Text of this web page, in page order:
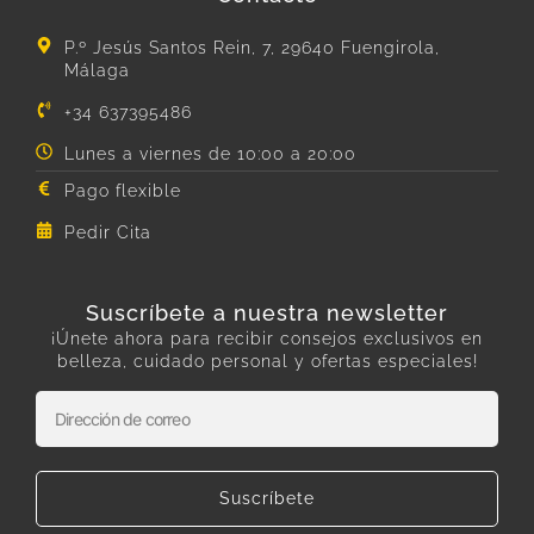
P.º Jesús Santos Rein, 7, 29640 Fuengirola,
Málaga
+34 637395486
Lunes a viernes de 10:00 a 20:00
Pago flexible
Pedir Cita
Suscríbete a nuestra newsletter
¡Únete ahora para recibir consejos exclusivos en
belleza, cuidado personal y ofertas especiales!
Suscríbete